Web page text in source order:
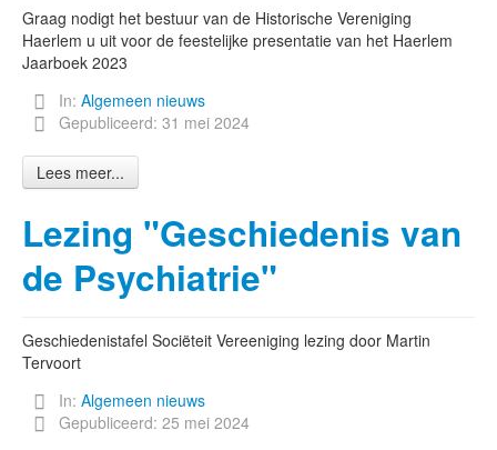
Graag nodigt het bestuur van de Historische Vereniging
Haerlem u uit voor de feestelijke presentatie van het Haerlem
Jaarboek 2023
In: Algemeen nieuws
Gepubliceerd: 31 mei 2024
Lees meer...
Lezing "Geschiedenis van
de Psychiatrie"
Geschiedenistafel Sociëteit Vereeniging lezing door Martin
Tervoort
In: Algemeen nieuws
Gepubliceerd: 25 mei 2024